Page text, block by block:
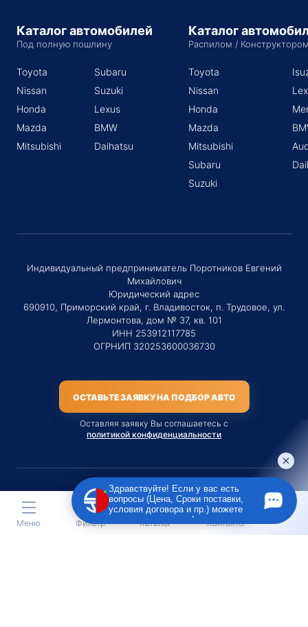
Каталог автомобилей
Под полную пошлину
Toyota
Nissan
Honda
Mazda
Mitsubishi
Subaru
Suzuki
Lexus
BMW
Daihatsu
Каталог
Распилом /
Toyota
Nissan
Honda
Mazda
Mitsubishi
Subaru
Suzuki
Индивидуальный предприниматель Поротников Евгений
Михайлович
Юридический адрес
690910, Приморский край, г. Владивосток, п. Трудовое, ул.
Лермонтова, дом № 37, кв. 101
ИНН 253912117785
ОГРНИП 320253600036730
ОСТАВЬТЕ ЗАЯВКУ НА ПОДБОР АВТО
Оставляя заявку Вы соглашаетесь с
политикой конфиденциальности
Материалы данного сайта являются публичной офертой
только на услугу сопровождения Агентом приобретения
транспортного средства Клиентом.
Меню Фильтр Каталог Контакты
Здравствуйте! Если у вас есть
вопросы (Цена, Сроки поставки,
условия договора и пр.) можете
задать их мне в чат!